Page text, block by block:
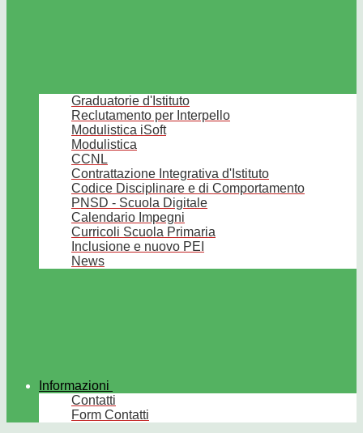
Graduatorie d'Istituto
Reclutamento per Interpello
Modulistica iSoft
Modulistica
CCNL
Contrattazione Integrativa d'Istituto
Codice Disciplinare e di Comportamento
PNSD - Scuola Digitale
Calendario Impegni
Curricoli Scuola Primaria
Inclusione e nuovo PEI
News
Informazioni
Contatti
Form Contatti